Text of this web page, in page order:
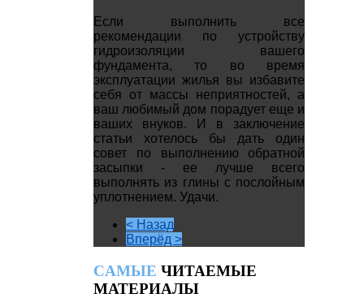
Если выполнить все
рекомендации по устройству
гидроизоляции вашего
фундамента, то во время
эксплуатации жилья вы избавите
себя от массы неприятностей, а
ваш любимый дом порадует еще и
ваших внуков. И в заключение
статьи хотелось бы дать один
совет по выполнению обратной
засыпки - ее лучше всего
выполнять из глины с послойным
уплотнением. Удачи.
< Назад
Вперёд >
CАМЫЕ ЧИТАЕМЫЕ
МАТЕРИАЛЫ